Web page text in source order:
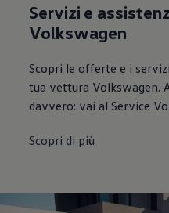
Servizi e
Volkswagen
Scopri le offerte e i
tua vettura Volkswagen.
davvero: vai al Service
Scopri di più